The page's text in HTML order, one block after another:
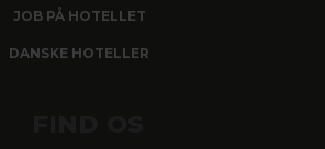
JOB PÅ HOTELLET
DANSKE HOTELLER